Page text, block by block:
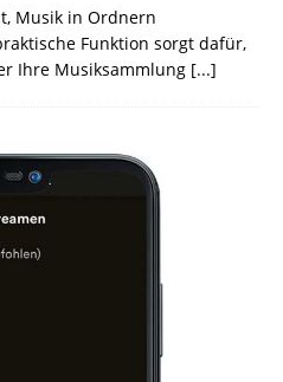
Musik in Ordnern
Funktion sorgt dafür,
Ihre Musiksammlung [...]